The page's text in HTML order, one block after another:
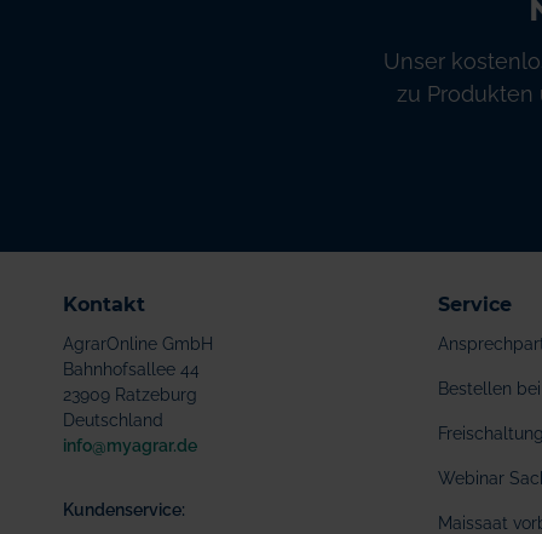
Unser
zu
Kontakt
AgrarOnline GmbH
Bahnhofsallee 44
23909 Ratzeburg
Deutschland
info@myagrar.de
Kundenservice:
Service
Bestellen
Webinar
Maissaat